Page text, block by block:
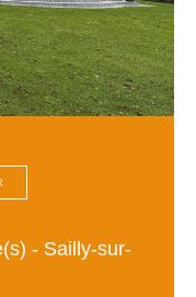
- Sailly-sur-